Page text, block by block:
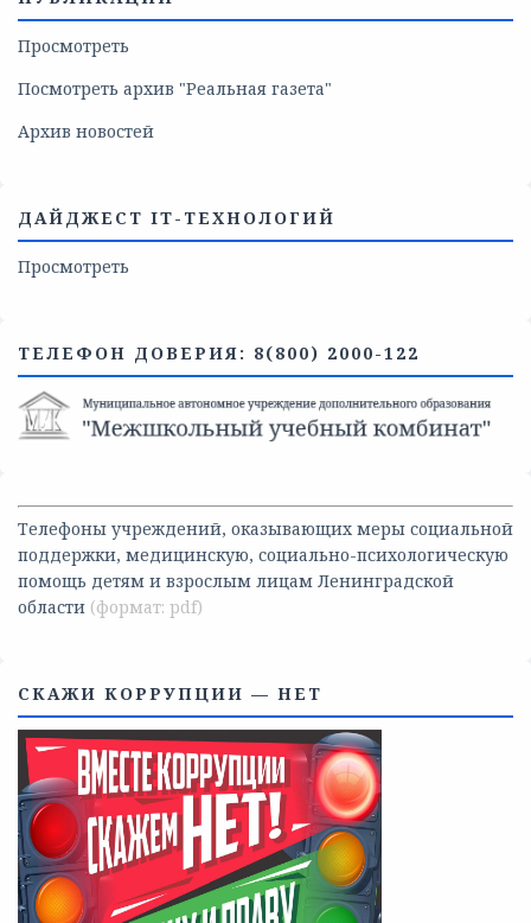
Просмотреть
Посмотреть архив "Реальная газета"
Архив новостей
ДАЙДЖЕСТ IT-ТЕХНОЛОГИЙ
Просмотреть
ТЕЛЕФОН ДОВЕРИЯ: 8(800) 2000-122